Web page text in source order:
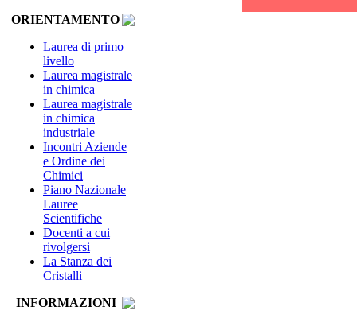
ORIENTAMENTO
Laurea di primo
livello
Laurea magistrale
in chimica
Laurea magistrale
in chimica
industriale
Incontri Aziende
e Ordine dei
Chimici
Piano Nazionale
Lauree
Scientifiche
Docenti a cui
rivolgersi
La Stanza dei
Cristalli
INFORMAZIONI